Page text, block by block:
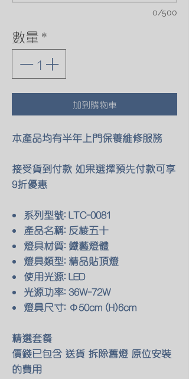
0/500
數量 *
加到購物車
本產品均有半年上門保養維修服務
接受貨到付款 如果選擇預先付款可享
9折優惠
系列型號: LTC-0081
產品名稱: 反棱五十
燈具材質: 鐵藝燈體
燈具類型: 精品貼頂燈
使用光源: LED
光源功率: 36W-72W
燈具尺寸: Φ50cm (H)6cm
精選套餐
價錢已包含 送貨 拆除舊燈 原位安裝
的費用